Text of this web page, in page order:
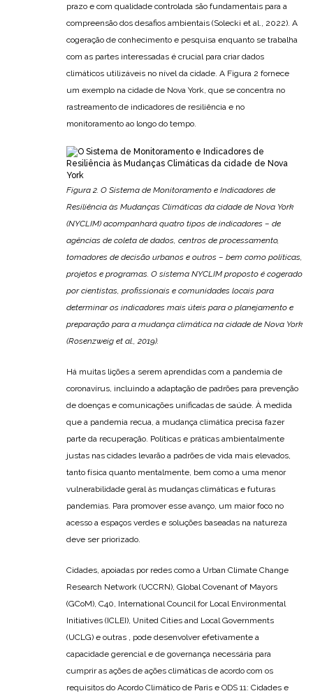
prazo e com qualidade controlada são fundamentais para a
compreensão dos desafios ambientais (Solecki et al., 2022). A
cogeração de conhecimento e pesquisa enquanto se trabalha
com as partes interessadas é crucial para criar dados
climáticos utilizáveis ​​no nível da cidade. A Figura 2 fornece
um exemplo na cidade de Nova York, que se concentra no
rastreamento de indicadores de resiliência e no
monitoramento ao longo do tempo.
Figura 2. O Sistema de Monitoramento e Indicadores de
Resiliência às Mudanças Climáticas da cidade de Nova York
(NYCLIM) acompanhará quatro tipos de indicadores – de
agências de coleta de dados, centros de processamento,
tomadores de decisão urbanos e outros – bem como políticas,
projetos e programas. O sistema NYCLIM proposto é cogerado
por cientistas, profissionais e comunidades locais para
determinar os indicadores mais úteis para o planejamento e
preparação para a mudança climática na cidade de Nova York
(Rosenzweig et al., 2019).
Há muitas lições a serem aprendidas com a pandemia de
coronavírus, incluindo a adaptação de padrões para prevenção
de doenças e comunicações unificadas de saúde. À medida
que a pandemia recua, a mudança climática precisa fazer
parte da recuperação. Políticas e práticas ambientalmente
justas nas cidades levarão a padrões de vida mais elevados,
tanto física quanto mentalmente, bem como a uma menor
vulnerabilidade geral às mudanças climáticas e futuras
pandemias. Para promover esse avanço, um maior foco no
acesso a espaços verdes e soluções baseadas na natureza
deve ser priorizado.
Cidades, apoiadas por redes como a Urban Climate Change
Research Network (UCCRN), Global Covenant of Mayors
(GCoM), C40, International Council for Local Environmental
Initiatives (ICLEI), United Cities and Local Governments
(UCLG) e outras , pode desenvolver efetivamente a
capacidade gerencial e de governança necessária para
cumprir as ações de ações climáticas de acordo com os
requisitos do Acordo Climático de Paris e ODS 11: Cidades e